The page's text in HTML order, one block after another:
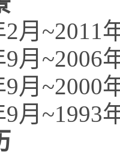
2月~2011
9月~2006
9月~2000
9月